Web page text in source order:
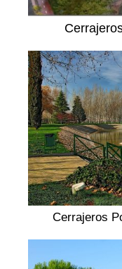
Cerrajeros